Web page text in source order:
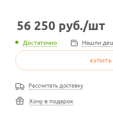
56 250 руб./шт
Достаточно Нашли
КУПИТЬ
Рассчитать доставку
Хочу в подарок